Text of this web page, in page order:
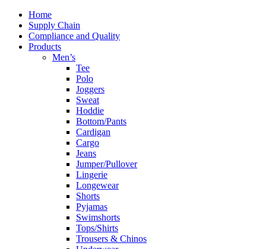
Home
Supply Chain
Compliance and Quality
Products
Men’s
Tee
Polo
Joggers
Sweat
Hoddie
Bottom/Pants
Cardigan
Cargo
Jeans
Jumper/Pullover
Lingerie
Longewear
Shorts
Pyjamas
Swimshorts
Tops/Shirts
Trousers & Chinos